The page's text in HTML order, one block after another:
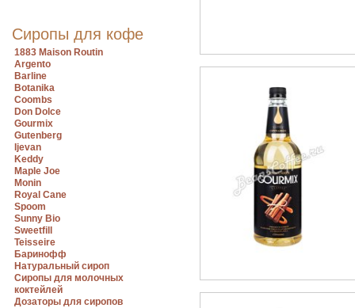
Сиропы для кофе
1883 Maison Routin
Argento
Barline
Botanika
Coombs
Don Dolce
Gourmix
Gutenberg
Ijevan
Keddy
Maple Joe
Monin
Royal Cane
Spoom
Sunny Bio
Sweetfill
Teisseire
Баринофф
Натуральный сироп
Сиропы для молочных
коктейлей
Дозаторы для сиропов